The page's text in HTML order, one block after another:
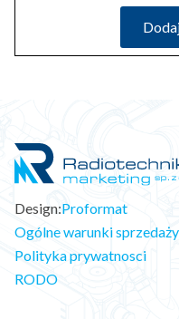
Design:Proformat
Ogólne warunki sprzedaży
Polityka prywatnosci
RODO